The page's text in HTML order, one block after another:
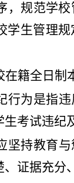
，规范学
学生管理
籍全日制
行为是指
考试违纪
坚持教育
、 证据充分